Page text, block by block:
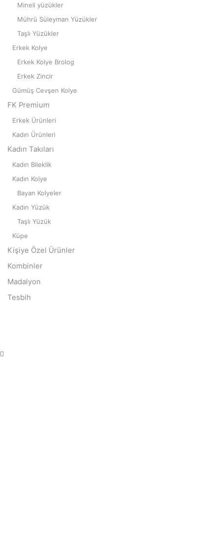
Mineli yüzükler
Mührü Süleyman Yüzükler
Taşlı Yüzükler
Erkek Kolye
Erkek Kolye Brolog
Erkek Zincir
Gümüş Cevşen Kolye
FK Premium
Erkek Ürünleri
Kadın Ürünleri
Kadın Takıları
Kadın Bileklik
Kadın Kolye
Bayan Kolyeler
Kadın Yüzük
Taşlı Yüzük
Küpe
Kişiye Özel Ürünler
Kombinler
Madalyon
Tesbih